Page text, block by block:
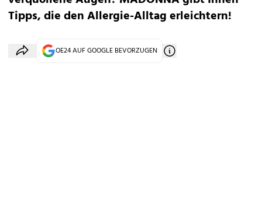
Tipps, die den Allergie-Alltag erleichtern!
OE24 AUF GOOGLE BEVORZUGEN